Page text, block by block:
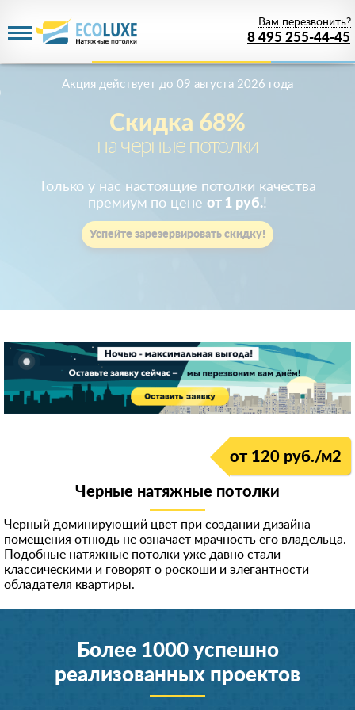
8 495 255-44-45
Вам перезвонить?
Скидка 68%
на черные потолки
Акция действует до 09 августа 2026 года
Только у нас настоящие потолки качества
премиум по цене от 1 руб.!
Успейте зарезервировать скидку!
от 120 руб./м2
Черные натяжные потолки
Черный доминирующий цвет при создании дизайна
помещения отнюдь не означает мрачность его владельца.
Подобные натяжные потолки уже давно стали
классическими и говорят о роскоши и элегантности
обладателя квартиры.
Более 1000 успешно
реализованных проектов